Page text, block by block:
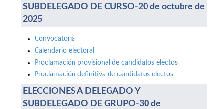
SUBDELEGADO DE CURSO-20 de octubre de
2025
Convocatoria
Calendario electoral
Proclamación provisional de candidatos electos
Proclamación definitiva de candidatos electos
ELECCIONES A DELEGADO Y
SUBDELEGADO DE GRUPO-30 de